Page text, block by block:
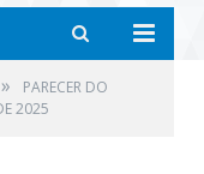
»
PARECER DO
2025